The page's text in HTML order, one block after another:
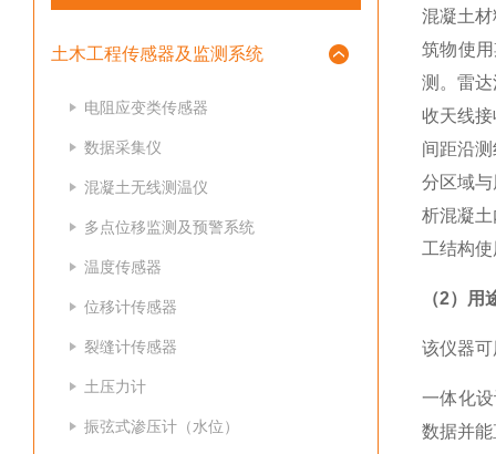
土木工程传感器及监测系统
电阻应变类传感器
数据采集仪
混凝土无线测温仪
多点位移监测及预警系统
温度传感器
位移计传感器
裂缝计传感器
土压力计
振弦式渗压计（水位）
混凝土
筑物使
测。雷
收天线
间距沿
分区域
析混凝
工结构使
（2） 用
该仪器
一体化
数据并